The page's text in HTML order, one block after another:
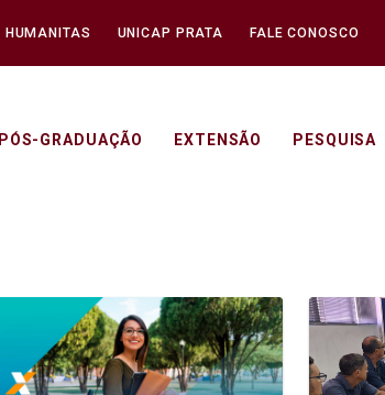
HUMANITAS UNICAP PRATA FALE CONOSCO
PÓS-GRADUAÇÃO EXTENSÃO PESQUISA